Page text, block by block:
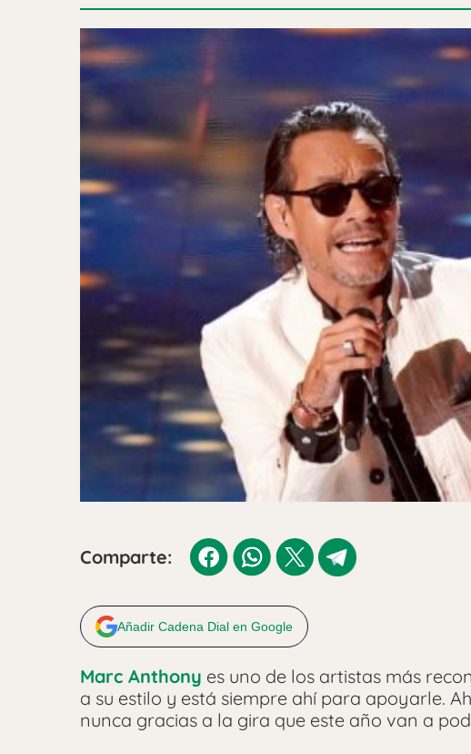
Comparte:
Añadir Cadena Dial en Google
Marc Anthony es uno de los artistas más
a su estilo y está siempre ahí para apoyarle.
nunca gracias a la gira que este año van a